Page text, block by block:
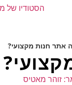
אתר חנות מקצועי?
זוהר מאטיס